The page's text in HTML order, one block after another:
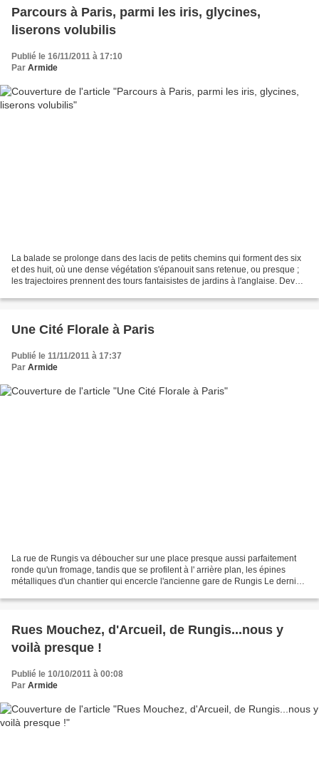
Parcours à Paris, parmi les iris, glycines,
liserons volubilis
Publié le 16/11/2011 à 17:10
Par Armide
La balade se prolonge dans des lacis de petits chemins qui forment des six
et des huit, où une dense végétation s'épanouit sans retenue, ou presque ;
les trajectoires prennent des tours fantaisistes de jardins à l'anglaise. Devant
Une Cité Florale à Paris
Publié le 11/11/2011 à 17:37
Par Armide
La rue de Rungis va déboucher sur une place presque aussi parfaitement
ronde qu'un fromage, tandis que se profilent à l' arrière plan, les épines
métalliques d'un chantier qui encercle l'ancienne gare de Rungis Le dernier
Rues Mouchez, d'Arcueil, de Rungis...nous y
voilà presque !
Publié le 10/10/2011 à 00:08
Par Armide